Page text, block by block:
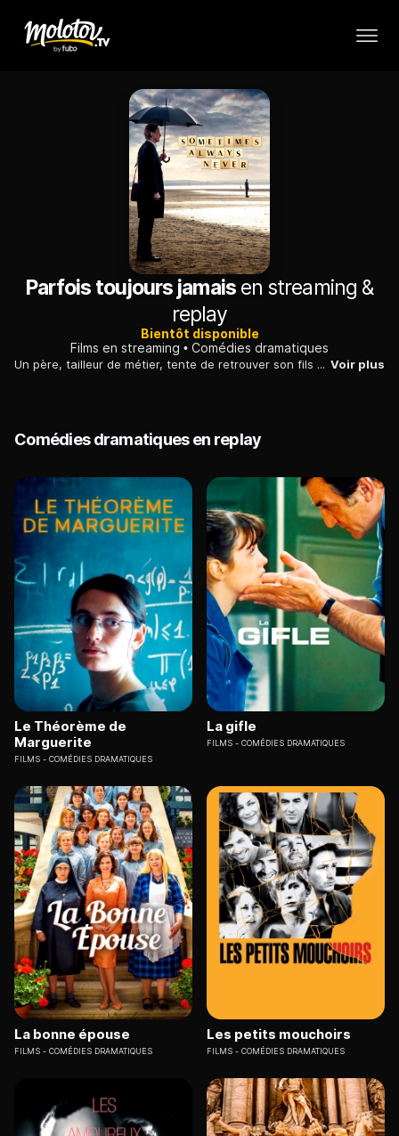
Parfois toujours jamaisen streaming &
replay
Bientôt disponible
Films en streaming
Comédies dramatiques
Un père, tailleur de métier, tente de retrouver son fils aîné, disparu après une partie de Scrabble, et de renouer des liens avec son deuxième enfant. Voir plus
Comédies dramatiques en replay
Le Théorème de
Marguerite
FILMS COMÉDIES DRAMATIQUES
La gifle
FILMS COMÉDIES DRAMATIQUES
La bonne épouse
FILMS COMÉDIES DRAMATIQUES
Les petits mouchoirs
FILMS COMÉDIES DRAMATIQUES